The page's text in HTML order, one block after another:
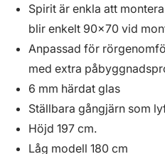
Spirit är enkla att
blir enkelt 90x70 vid
Anpassad för
med extra
6 mm härdat glas
Ställbara gångjärn som
Höjd 197 cm.
Låg modell 180 cm